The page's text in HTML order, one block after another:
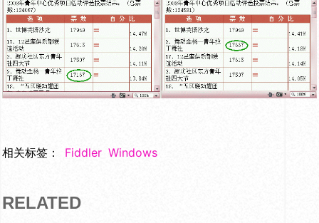
相关标签： Fiddler Windows
RELATED